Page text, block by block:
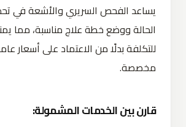
يساعد الفحص السريري والأشعة في
الحالة ووضع خطة علاج مناسبة، مما
للتكلفة بدلًا من الاعتماد على أسعار
مخصصة.
قارن بين الخدمات المشمولة: